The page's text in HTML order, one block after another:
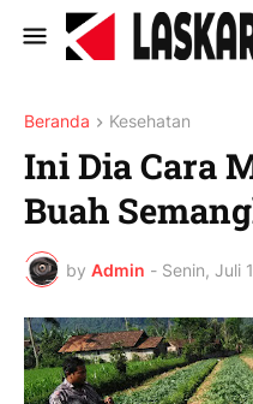
Beranda Kesehatan
Ini Dia Cara
Buah
by Admin - Senin, Juli